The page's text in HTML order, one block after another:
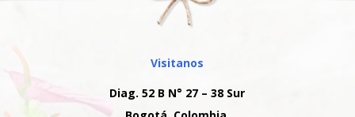
Visitanos
Diag. 52 B N° 27 – 38 Sur